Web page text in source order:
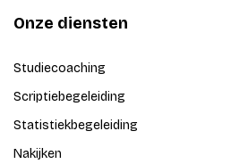
Onze diensten
Studiecoaching
Scriptiebegeleiding
Statistiekbegeleiding
Nakijken